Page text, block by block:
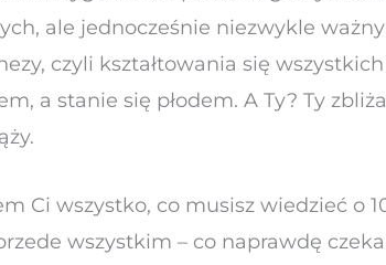
ale jednocześnie niezwykle
czyli kształtowania się
a stanie się płodem. A Ty? Ty
Ci wszystko, co musisz wiedzieć o
wszystkim – co naprawdę